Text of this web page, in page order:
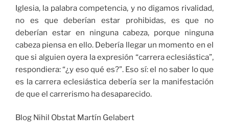
Iglesia, la palabra competencia, y no digamos rivalidad,
no es que deberían estar prohibidas, es que no
deberían estar en ninguna cabeza, porque ninguna
cabeza piensa en ello. Debería llegar un momento en el
que si alguien oyera la expresión “carrera eclesiástica”,
respondiera: “¿y eso qué es?”. Eso sí: el no saber lo que
es la carrera eclesiástica debería ser la manifestación
de que el carrerismo ha desaparecido.
Blog Nihil Obstat Martín Gelabert